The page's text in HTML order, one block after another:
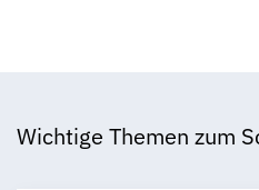
Wichtige Themen zum